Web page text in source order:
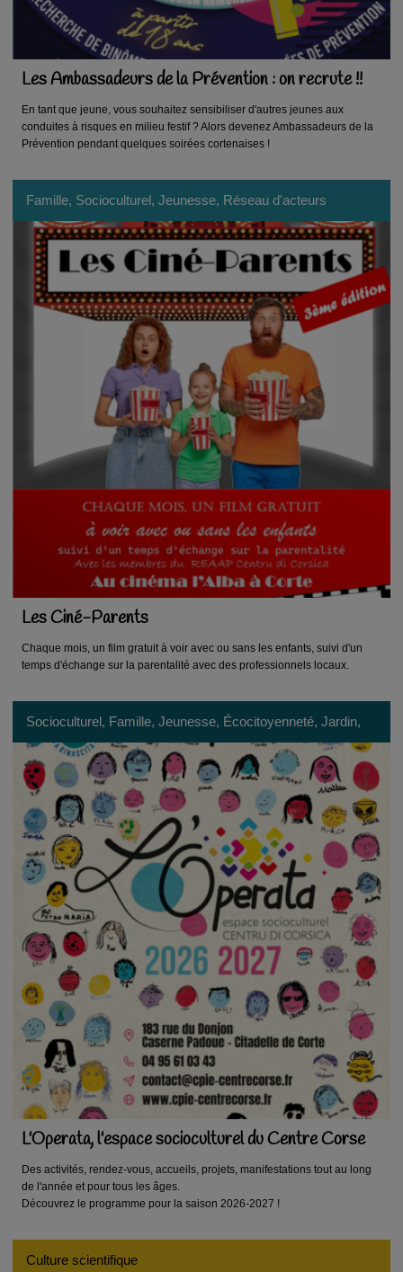
Les Ambassadeurs de la Prévention : on recrute !!
En tant que jeune, vous souhaitez sensibiliser d'autres jeunes aux
conduites à risques en milieu festif ? Alors devenez Ambassadeurs de la
Prévention pendant quelques soirées cortenaises !
Famille, Socioculturel, Jeunesse, Réseau d'acteurs
Les Ciné-Parents
Chaque mois, un film gratuit à voir avec ou sans les enfants, suivi d'un
temps d'échange sur la parentalité avec des professionnels locaux.
Socioculturel, Famille, Jeunesse, Écocitoyenneté, Jardin,
Réseau d'acteurs, Patrimoine, Formation
L'Operata, l'espace socioculturel du Centre Corse
Des activités, rendez-vous, accueils, projets, manifestations tout au long
de l'année et pour tous les âges.
Découvrez le programme pour la saison 2026-2027 !
Culture scientifique